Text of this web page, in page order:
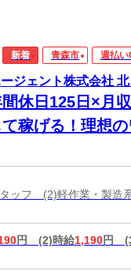
新着 青森市 週払い
ジェント株式会社
間休日125日×月
稼げる！理想
タッフ (2)軽作業・製
円 (2)時給1,190円